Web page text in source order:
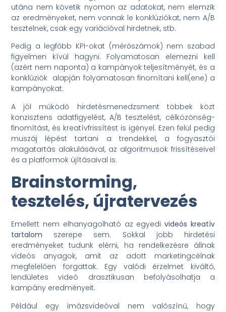
utána nem követik nyomon az adatokat, nem elemzik
az eredményeket, nem vonnak le konklúziókat, nem A/B
tesztelnek, csak egy variációval hirdetnek, stb.
Pedig a legfőbb KPI-okat (mérőszámok) nem szabad
figyelmen kívül hagyni. Folyamatosan elemezni kell
(azért nem naponta) a kampányok teljesítményét, és a
konklúziók alapján folyamatosan finomítani kell(ene) a
kampányokat.
A jól működő hirdetésmenedzsment többek közt
konzisztens adatfigyelést, A/B tesztelést, célközönség-
finomítást, és kreatívfrissítést is igényel. Ezen felül pedig
muszáj lépést tartani a trendekkel, a fogyasztói
magatartás alakulásával, az algoritmusok frissítéseivel
és a platformok újításaival is.
Brainstorming,
tesztelés, újratervezés
Emellett nem elhanyagolható az egyedi videós kreatív
tartalom szerepe sem. Sokkal jobb hirdetési
eredményeket tudunk elérni, ha rendelkezésre állnak
videós anyagok, amit az adott marketingcélnak
megfelelően forgattak. Egy valódi érzelmet kiváltó,
lendületes videó drasztikusan befolyásolhatja a
kampány eredményeit.
Például egy imázsvideóval nem valószínű, hogy